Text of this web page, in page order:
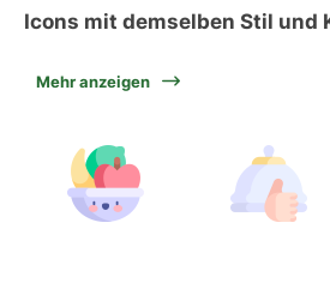
Icons mit demselben Stil und
Mehr anzeigen